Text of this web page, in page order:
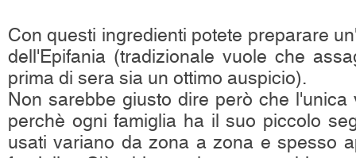
Con questi ingredienti potete preparare
dell'Epifania (tradizionale vuole che
prima di sera sia un ottimo auspicio).
Non sarebbe giusto dire però che
perchè ogni famiglia ha il suo piccolo
usati variano da zona a zona e spesso